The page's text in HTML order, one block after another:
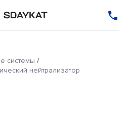
системы /
нейтрализатор